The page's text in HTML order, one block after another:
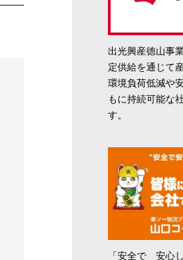
出光興産徳山事
定供給を通じて
環境負荷低減や
もに持続可能な
す。
「安全で 安心